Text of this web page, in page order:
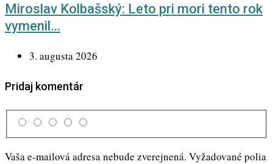
Miroslav Kolbašský: Leto pri mori tento rok
vymenil…
3. augusta 2026
Pridaj komentár
Vaša e-mailová adresa nebude zverejnená. Vyžadované polia